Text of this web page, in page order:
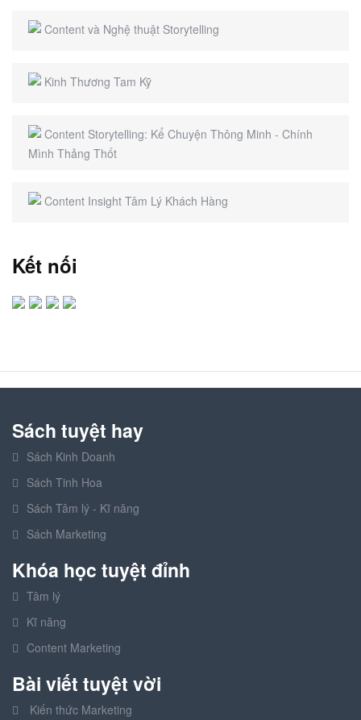
Content và Nghệ thuật Storytelling
Kinh Thương Tam Kỹ
Content Storytelling: Kể Chuyện Thông Minh - Chính
Mình Thảng Thốt
Content Insight Tâm Lý Khách Hàng
Kết nối
Sách tuyệt hay
Sách Kinh Doanh
Sách Tinh Hoa
Sách Tâm lý - Kĩ năng
Sách Marketing
Khóa học tuyệt đỉnh
Tâm lý
Kĩ năng
Content Marketing
Bài viết tuyệt vời
Kiến thức Marketing